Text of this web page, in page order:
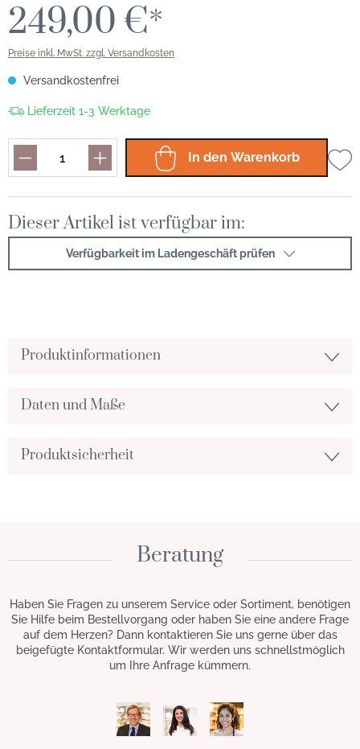
249,00 €*
Preise inkl. MwSt. zzgl. Versandkosten
Versandkostenfrei
Lieferzeit 1-3 Werktage
In den Warenkorb
Dieser Artikel ist verfügbar im:
Verfügbarkeit im Ladengeschäft prüfen
Produktinformationen
Daten und Maße
Produktsicherheit
Beratung
Haben Sie Fragen zu unserem Service oder Sortiment, benötigen
Sie Hilfe beim Bestellvorgang oder haben Sie eine andere Frage
auf dem Herzen? Dann kontaktieren Sie uns gerne über das
beigefügte Kontaktformular. Wir werden uns schnellstmöglich
um Ihre Anfrage kümmern.